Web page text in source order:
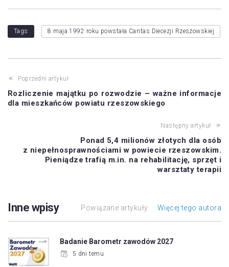
Tags 8 maja 1992 roku powstała Caritas Diecezji Rzeszowskiej
Poprzedni artykuł
Rozliczenie majątku po rozwodzie – ważne informacje
dla mieszkańców powiatu rzeszowskiego
Następny artykuł
Ponad 5,4 milionów złotych dla osób
z niepełnosprawnościami w powiecie rzeszowskim.
Pieniądze trafią m.in. na rehabilitację, sprzęt i
warsztaty terapii
Inne wpisy Powiązane artykuły Więcej tego autora
Badanie Barometr zawodów 2027
5 dni temu